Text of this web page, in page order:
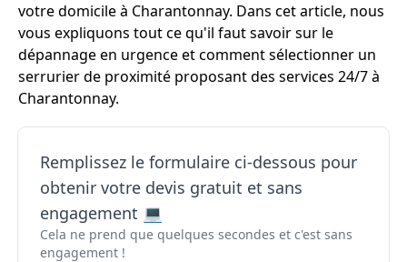
votre domicile à Charantonnay. Dans cet article, nous
vous expliquons tout ce qu'il faut savoir sur le
dépannage en urgence et comment sélectionner un
serrurier de proximité proposant des services 24/7 à
Charantonnay.
Remplissez le formulaire ci-dessous pour
obtenir votre devis gratuit et sans
engagement 💻
Cela ne prend que quelques secondes et c'est sans
engagement !